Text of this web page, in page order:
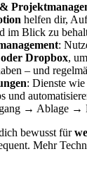
helfen dir,
im Blick zu
:
Dropbox,
– und
: Dienste wie
und
→ Ablage →
bewusst für
Mehr